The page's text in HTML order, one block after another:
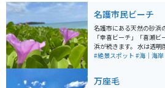
名護市民ビーチ
名護市にある天然の砂浜
「幸喜ビーチ」「喜瀬
浜が続きます。 水は透明度が高いです。国道58号線沿い
を走っていると見えてき
#絶景スポット #海｜海
万座毛